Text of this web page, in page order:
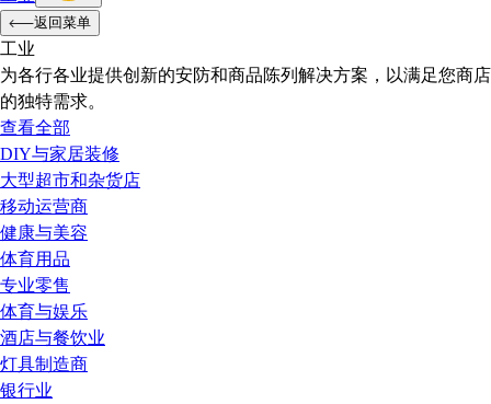
返回菜单
工业
为各行各业提供创新的安防和商品陈列解决方案，以满足您商店
的独特需求。
查看全部
DIY与家居装修
大型超市和杂货店
移动运营商
健康与美容
体育用品
专业零售
体育与娱乐
酒店与餐饮业
灯具制造商
银行业